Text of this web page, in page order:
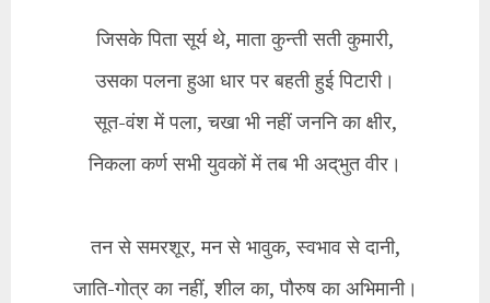
जिसके पिता सूर्य थे, माता कुन्ती सती कुमारी,
उसका पलना हुआ धार पर बहती हुई पिटारी।
सूत-वंश में पला, चखा भी नहीं जननि का क्षीर,
निकला कर्ण सभी युवकों में तब भी अद्‌भुत वीर।
तन से समरशूर, मन से भावुक, स्वभाव से दानी,
जाति-गोत्र का नहीं, शील का, पौरुष का अभिमानी।